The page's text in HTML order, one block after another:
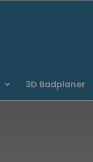
3D Badplaner